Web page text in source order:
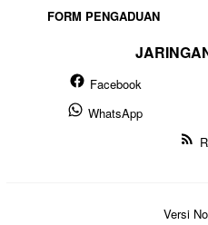
FORM PENGADUAN
Facebook
WhatsApp
Versi